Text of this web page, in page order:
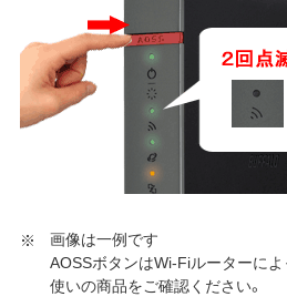
画像は一例です
AOSSボタンはWi-Fiルーターに
使いの商品をご確認ください。